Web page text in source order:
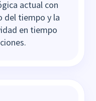
actual con
del tiempo y la
en tiempo